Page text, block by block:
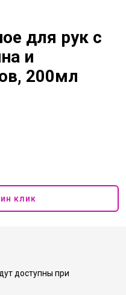
для рук с
и
200мл
клик
доступны при